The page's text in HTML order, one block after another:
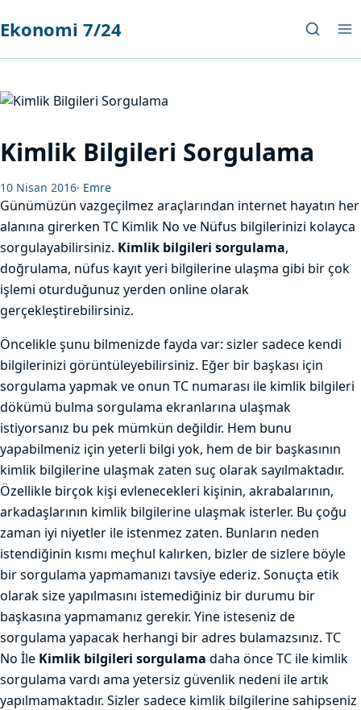
Ekonomi 7/24
Kimlik Bilgileri Sorgulama
10 Nisan 2016· Emre
Günümüzün vazgeçilmez araçlarından internet hayatın her
alanına girerken TC Kimlik No ve Nüfus bilgilerinizi kolayca
sorgulayabilirsiniz. Kimlik bilgileri sorgulama,
doğrulama, nüfus kayıt yeri bilgilerine ulaşma gibi bir çok
işlemi oturduğunuz yerden online olarak
gerçekleştirebilirsiniz.
Öncelikle şunu bilmenizde fayda var: sizler sadece kendi
bilgilerinizi görüntüleyebilirsiniz. Eğer bir başkası için
sorgulama yapmak ve onun TC numarası ile kimlik bilgileri
dökümü bulma sorgulama ekranlarına ulaşmak
istiyorsanız bu pek mümkün değildir. Hem bunu
yapabilmeniz için yeterli bilgi yok, hem de bir başkasının
kimlik bilgilerine ulaşmak zaten suç olarak sayılmaktadır.
Özellikle birçok kişi evlenecekleri kişinin, akrabalarının,
arkadaşlarının kimlik bilgilerine ulaşmak isterler. Bu çoğu
zaman iyi niyetler ile istenmez zaten. Bunların neden
istendiğinin kısmı meçhul kalırken, bizler de sizlere böyle
bir sorgulama yapmamanızı tavsiye ederiz. Sonuçta etik
olarak size yapılmasını istemediğiniz bir durumu bir
başkasına yapmamanız gerekir. Yine isteseniz de
sorgulama yapacak herhangi bir adres bulamazsınız. TC
No İle Kimlik bilgileri sorgulama daha önce TC ile kimlik
sorgulama vardı ama yetersiz güvenlik nedeni ile artık
yapılmamaktadır. Sizler sadece kimlik bilgilerine sahipseniz